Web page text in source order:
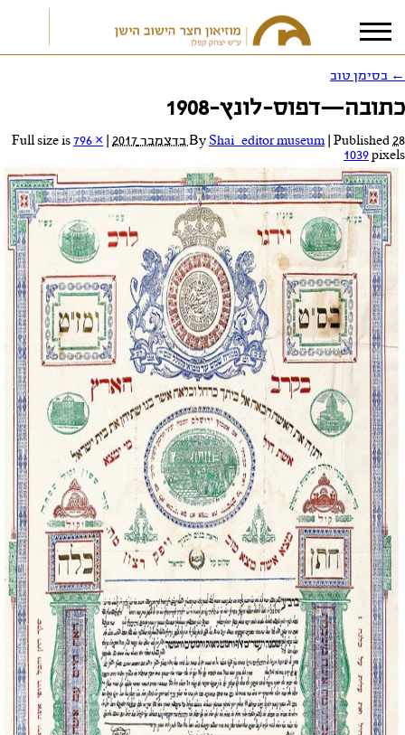
אני מאשר/ת אתתנאי הפרטיות
← בסימן טוב
כתובה—דפוס-לונץ-1908
By Shai_editor museum Published28 בדצמבר 2017
796 ×
1039pixels